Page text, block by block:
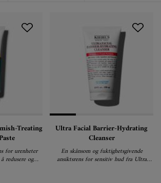
Treating
for urenheter
redusere og
Ultra Facial Barrier-Hydrating
Cleanser
En skånsom og fuktighetsgivende
ansiktsrens for sensitiv hud fra Ultra